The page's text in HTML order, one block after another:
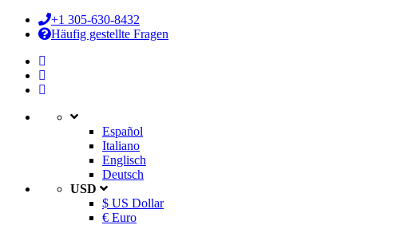
+1 305-630-8432
Häufig gestellte Fragen
Español
Italiano
Englisch
Deutsch
USD
$ US Dollar
€ Euro